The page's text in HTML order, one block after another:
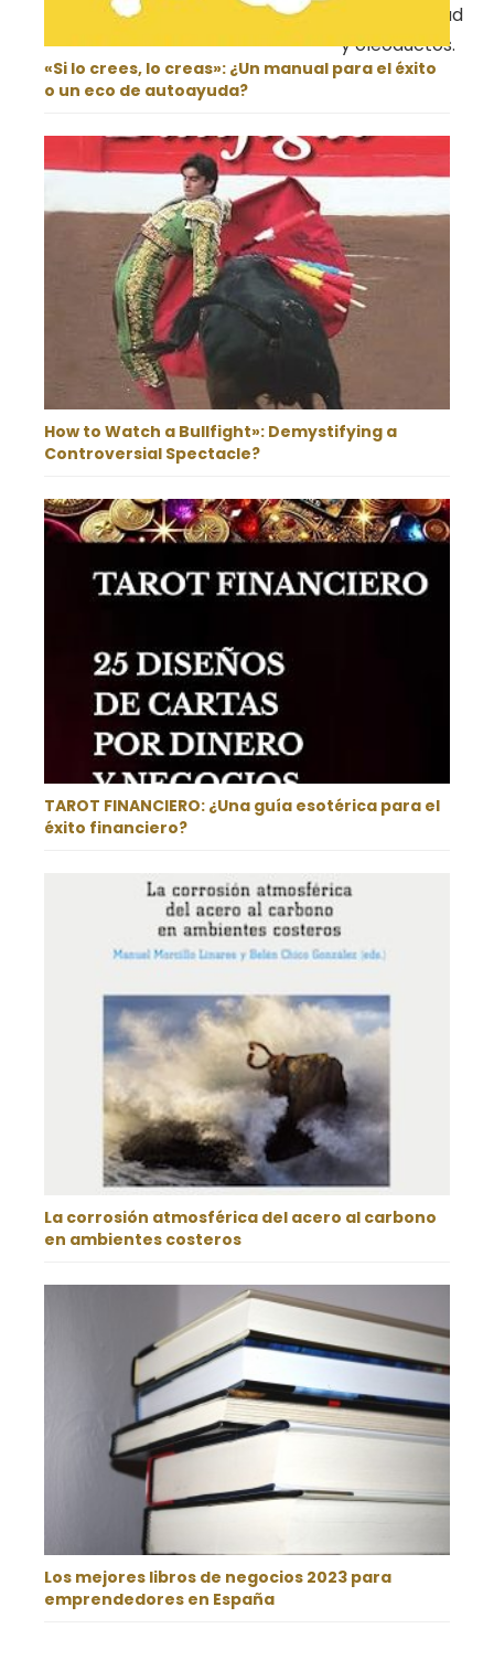
alta velocidad
y oleoductos.
«Si lo crees, lo creas»: ¿Un manual para el éxito
o un eco de autoayuda?
How to Watch a Bullfight»: Demystifying a
Controversial Spectacle?
TAROT FINANCIERO: ¿Una guía esotérica para el
éxito financiero?
La corrosión atmosférica del acero al carbono
en ambientes costeros
Los mejores libros de negocios 2023 para
emprendedores en España